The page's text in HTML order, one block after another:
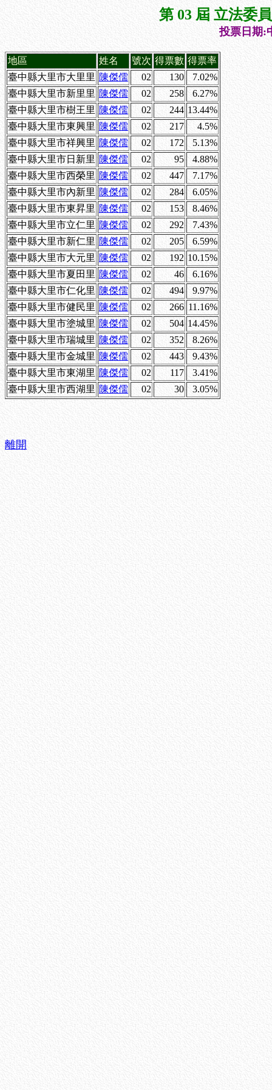
第 03 屆 立法委
投票日期:
地區 姓名 號次 得票數 得票率
臺中縣大里市大里里 陳傑儒 02 130
7.02%
臺中縣大里市新里里 陳傑儒 02 258
6.27%
臺中縣大里市樹王里 陳傑儒 02 244 13.44%
臺中縣大里市東興里 陳傑儒 02 217
4.5%
臺中縣大里市祥興里 陳傑儒 02 172
5.13%
臺中縣大里市日新里 陳傑儒 02 95
4.88%
臺中縣大里市西榮里 陳傑儒 02 447
7.17%
臺中縣大里市內新里 陳傑儒 02 284
6.05%
臺中縣大里市東昇里 陳傑儒 02 153
8.46%
臺中縣大里市立仁里 陳傑儒 02 292
7.43%
臺中縣大里市新仁里 陳傑儒 02 205
6.59%
臺中縣大里市大元里 陳傑儒 02 192 10.15%
臺中縣大里市夏田里 陳傑儒 02 46
6.16%
臺中縣大里市仁化里 陳傑儒 02 494
9.97%
臺中縣大里市健民里 陳傑儒 02 266 11.16%
臺中縣大里市塗城里 陳傑儒 02 504 14.45%
臺中縣大里市瑞城里 陳傑儒 02 352
8.26%
臺中縣大里市金城里 陳傑儒 02 443
9.43%
臺中縣大里市東湖里 陳傑儒 02 117
3.41%
臺中縣大里市西湖里 陳傑儒 02 30 3.05%
離開